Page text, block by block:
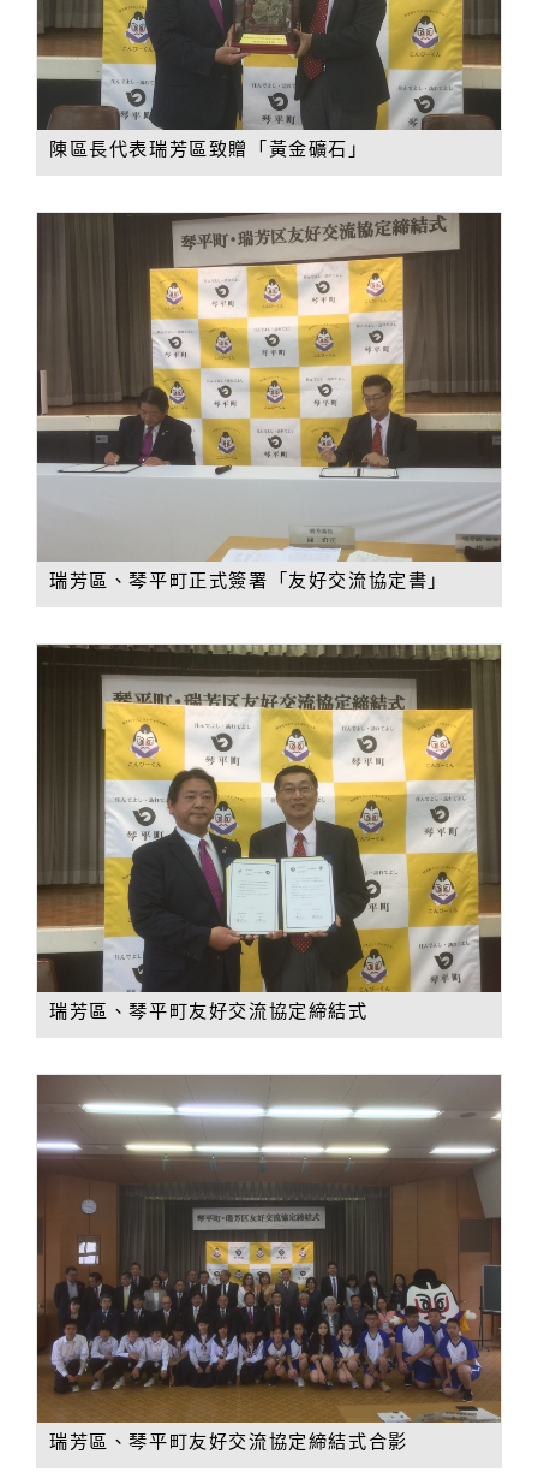
陳區長代表瑞芳區致贈「黃金礦石」
瑞芳區、琴平町正式簽署「友好交流協定書」
瑞芳區、琴平町友好交流協定締結式
瑞芳區、琴平町友好交流協定締結式合影